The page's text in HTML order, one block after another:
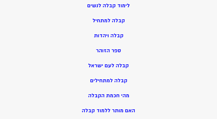
לימוד קבלה לנשים
קבלה למתחיל
קבלה ויהדות
ספר הזוהר
קבלה לעם ישראל
קבלה למתחילים
מהי חכמת הקבלה
האם מותר ללמוד קבלה